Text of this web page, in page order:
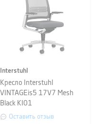
Interstuhl
Кресло Interstuhl
VINTAGEis5 17V7 Mesh
Black KI01
Оставить отзыв